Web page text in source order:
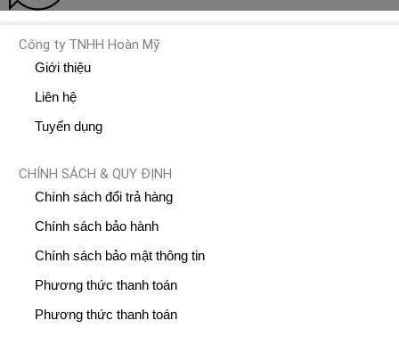
Công ty TNHH Hoàn Mỹ
Giới thiệu
Liên hệ
Tuyến dụng
CHÍNH SÁCH & QUY ĐỊNH
Chính sách đổi trả hàng
Chính sách bảo hành
Chính sách bảo mật thông tin
Phương thức thanh toán
Phương thức thanh toán